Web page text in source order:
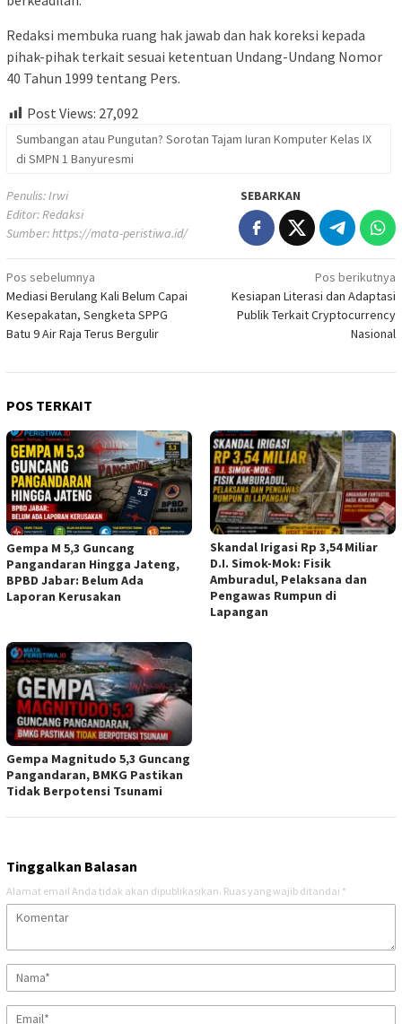
Redaksi membuka ruang hak jawab dan hak koreksi kepada
pihak-pihak terkait sesuai ketentuan Undang-Undang Nomor
40 Tahun 1999 tentang Pers.
Post Views: 27,092
Sumbangan atau Pungutan? Sorotan Tajam Iuran Komputer Kelas IX
di SMPN 1 Banyuresmi
Penulis: Irwi
Editor: Redaksi
Sumber:https://mata-peristiwa.id/
SEBARKAN
Navigasi
pos
Pos sebelumnya
Mediasi Berulang Kali Belum Capai
Kesepakatan, Sengketa SPPG
Batu 9 Air Raja Terus Bergulir
Pos berikutnya
Kesiapan Literasi dan Adaptasi
Publik Terkait Cryptocurrency
Nasional
POS TERKAIT
Gempa M 5,3 Guncang
Pangandaran Hingga Jateng,
BPBD Jabar: Belum Ada
Laporan Kerusakan
Skandal Irigasi Rp 3,54 Miliar
D.I. Simok-Mok: Fisik
Amburadul, Pelaksana dan
Pengawas Rumpun di
Lapangan
Gempa Magnitudo 5,3 Guncang
Pangandaran, BMKG Pastikan
Tidak Berpotensi Tsunami
Tinggalkan Balasan
Alamat email Anda tidak akan dipublikasikan. Ruas yang wajib ditandai *